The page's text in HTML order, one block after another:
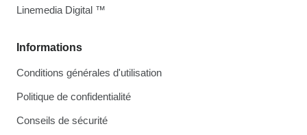
Informations
Conditions générales d'utilisation
Politique de confidentialité
Conseils de sécurité
Linemedia Digital ™